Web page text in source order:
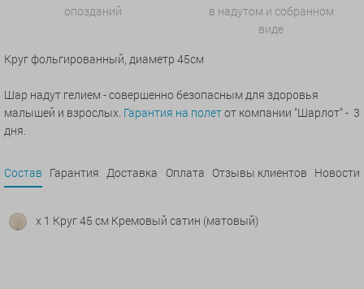
опозданий
в надутом и собранном
виде
Круг фольгированный, диаметр 45см
Шар надут гелием - совершенно безопасным для здоровья
малышей и взрослых. Гарантия на полетот компании "Шарлот" - 3
дня.
Состав Гарантия Доставка Оплата Отзывы клиентов Новости
x 1 Круг 45 см Кремовый сатин (матовый)